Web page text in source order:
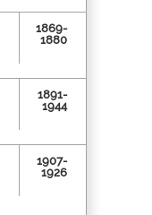
1869-
1880
1891-
1944
1907-
1926